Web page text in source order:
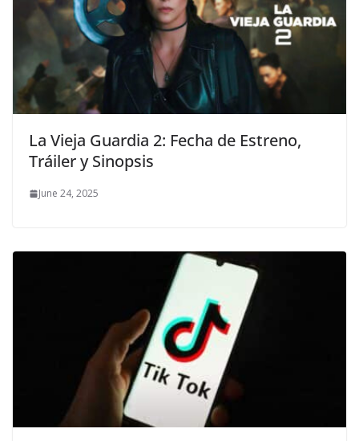
La Vieja Guardia 2: Fecha de Estreno,
Tráiler y Sinopsis
June 24, 2025